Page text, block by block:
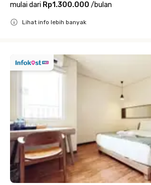
mulai dari Rp1.300.000 /bulan
Lihat info lebih banyak